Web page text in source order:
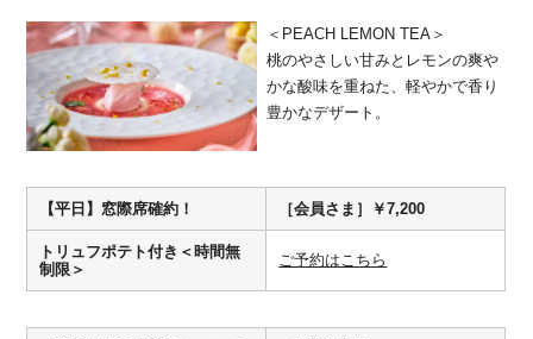
＜PEACH LEMON TEA＞
桃のやさしい甘みとレモンの爽や
かな酸味を重ねた、軽やかで香り
豊かなデザート。
【平日】窓際席確約！ ［会員さま］￥7,200
トリュフポテト付き＜時間無
制限＞
ご予約はこちら